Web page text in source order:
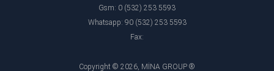
Gsm: 0 (532) 253 5593
Whatsapp: 90 (532) 253 5593
Fax:
Copyright © 2026, MİNA GROUP ®